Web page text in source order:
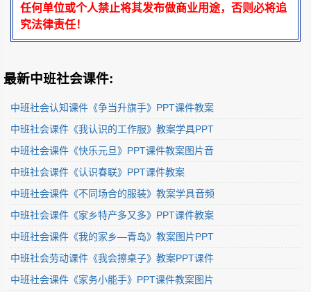
任何单位或个人禁止将其发布做商业用途，否则必将追
究法律责任！
最新中班社会课件:
中班社会认知课件《争当升旗手》PPT课件教案
中班社会课件《我认识的工作服》教案学具PPT
中班社会课件《快乐元旦》PPT课件教案图片音
中班社会课件《认识春联》PPT课件教案
中班社会课件《不同场合的服装》教案学具音频
中班社会课件《家乡特产多又多》PPT课件教案
中班社会课件《我的家乡—青岛》教案图片PPT
中班社会劳动课件《我会擦桌子》教案PPT课件
中班社会课件《家务小能手》PPT课件教案图片